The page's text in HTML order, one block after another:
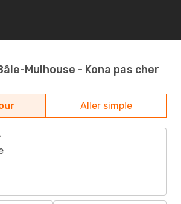
Mulhouse - Kona pas cher
Aller simple